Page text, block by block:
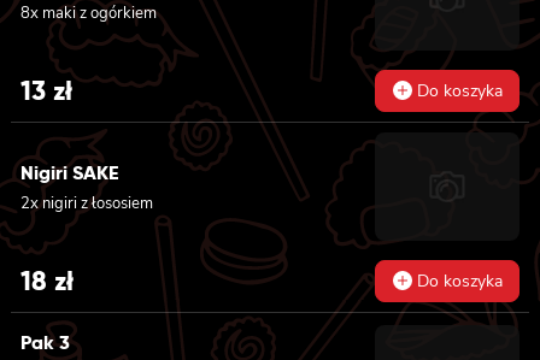
31 zł.27 zł.
8x maki z ogórkiem
13 zł Do koszyka
Nigiri SAKE
2x nigiri z łososiem
18 zł Do koszyka
Pak 3